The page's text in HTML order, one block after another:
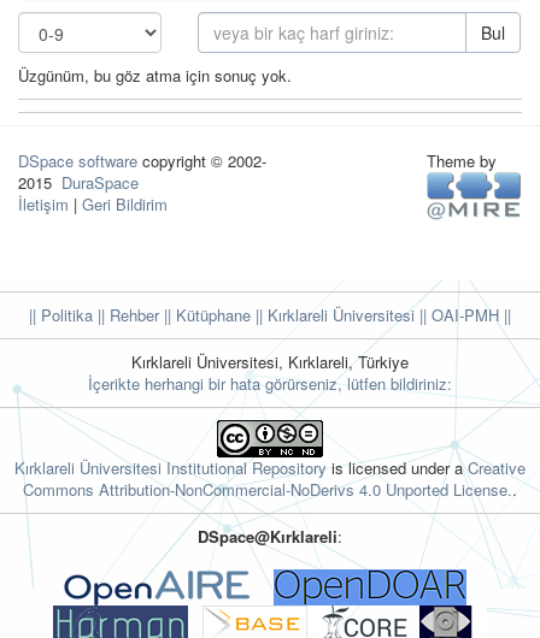
Bul
Üzgünüm, bu göz atma için sonuç yok.
DSpace software copyright © 2002-
2015 DuraSpace
İletişim | Geri Bildirim
Theme by
|| Politika || Rehber|| Kütüphane || Kırklareli Üniversitesi || OAI-PMH ||
Kırklareli Üniversitesi, Kırklareli, Türkiye
İçerikte herhangi bir hata görürseniz, lütfen bildiriniz:
Kırklareli Üniversitesi Institutional Repositoryis licensed under aCreative
Commons Attribution-NonCommercial-NoDerivs 4.0 Unported License..
DSpace@Kırklareli: